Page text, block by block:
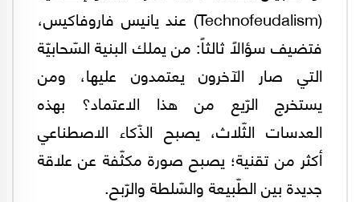
(Technofeudalism) عند يانيس فاروفاكيس،
فتضيف سؤالاً ثالثاً: من يملك البنية السّحابيّة
التي صار الآخرون يعتمدون عليها، ومن
يستخرج الرّيع من هذا الاعتماد؟ بهذه
العدسات الثّلاث، يصبح الذّكاء الاصطناعي
أكثر من تقنية؛ يصبح صورة مكثّفة عن علاقة
جديدة بين الطّبيعة والسّلطة والرّبح.